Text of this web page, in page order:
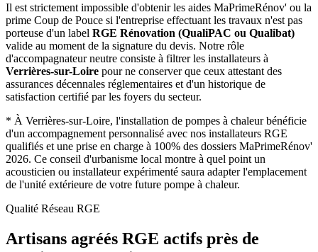
Il est strictement impossible d'obtenir les aides MaPrimeRénov' ou la
prime Coup de Pouce si l'entreprise effectuant les travaux n'est pas
porteuse d'un label RGE Rénovation (QualiPAC ou Qualibat)
valide au moment de la signature du devis. Notre rôle
d'accompagnateur neutre consiste à filtrer les installateurs à
Verrières-sur-Loire pour ne conserver que ceux attestant des
assurances décennales réglementaires et d'un historique de
satisfaction certifié par les foyers du secteur.
* À Verrières-sur-Loire, l'installation de pompes à chaleur bénéficie
d'un accompagnement personnalisé avec nos installateurs RGE
qualifiés et une prise en charge à 100% des dossiers MaPrimeRénov'
2026. Ce conseil d'urbanisme local montre à quel point un
acousticien ou installateur expérimenté saura adapter l'emplacement
de l'unité extérieure de votre future pompe à chaleur.
Qualité Réseau RGE
Artisans agréés RGE actifs près de